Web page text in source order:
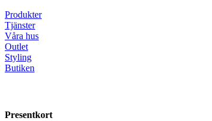
Produkter
Tjänster
Våra hus
Outlet
Styling
Butiken
Presentkort